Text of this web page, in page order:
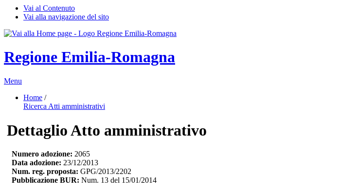
Vai al Contenuto
Vai alla navigazione del sito
Regione Emilia-Romagna
Menu
Home /
Ricerca Atti amministrativi
Dettaglio Atto amministrativo
Numero adozione: 2065
Data adozione: 23/12/2013
Num. reg. proposta: GPG/2013/2202
Pubblicazione BUR: Num. 13 del 15/01/2014